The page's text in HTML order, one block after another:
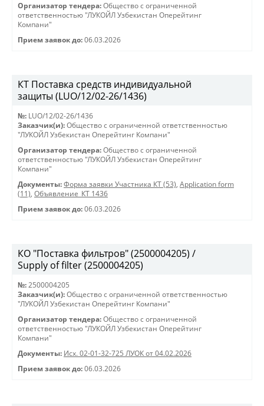
Организатор тендера: Общество с ограниченной
ответственностью "ЛУКОЙЛ Узбекистан Оперейтинг
Компани"
Прием заявок до: 06.03.2026
КТ Поставка средств индивидуальной
защиты (LUO/12/02-26/1436)
№: LUO/12/02-26/1436
Заказчик(и): Общество с ограниченной ответственностью
"ЛУКОЙЛ Узбекистан Оперейтинг Компани"
Организатор тендера: Общество с ограниченной
ответственностью "ЛУКОЙЛ Узбекистан Оперейтинг
Компани"
Документы: Форма заявки Участника КТ (53), Application form
(11), Объявление_КТ 1436
Прием заявок до: 06.03.2026
КО "Поставка фильтров" (2500004205) /
Supply of filter (2500004205)
№: 2500004205
Заказчик(и): Общество с ограниченной ответственностью
"ЛУКОЙЛ Узбекистан Оперейтинг Компани"
Организатор тендера: Общество с ограниченной
ответственностью "ЛУКОЙЛ Узбекистан Оперейтинг
Компани"
Документы: Исх. 02-01-32-725 ЛУОК от 04.02.2026
Прием заявок до: 06.03.2026